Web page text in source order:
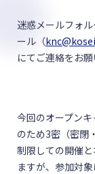
迷惑メールフォ
ール（
にてご連絡をお願
今回のオープン
のため3密（密閉
制限しての開催
ますが、参加対